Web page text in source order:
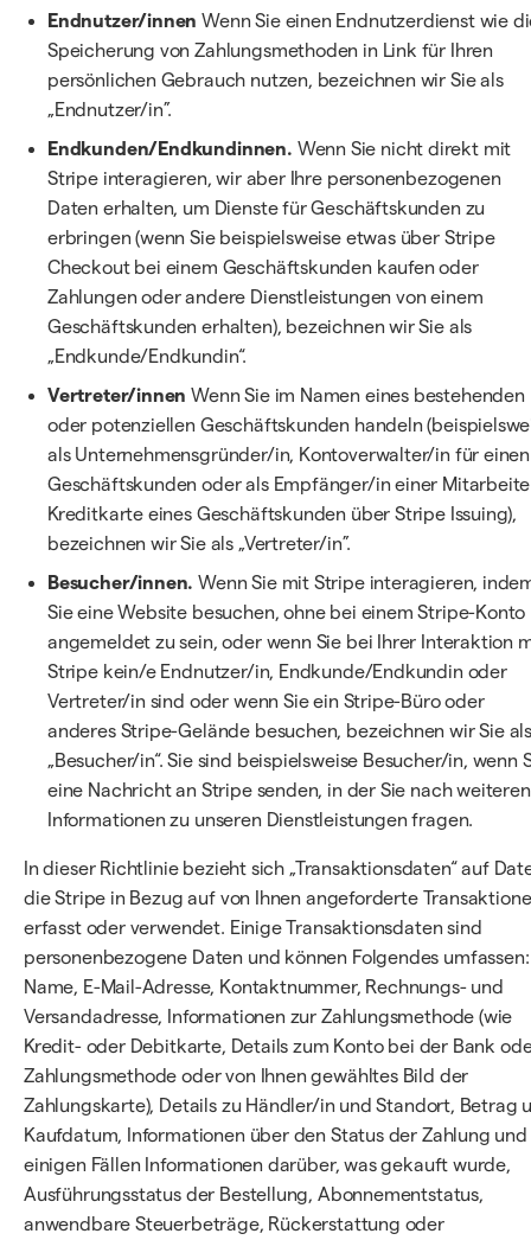
Endnutzer/innen Wenn Sie einen Endnutzerdienst wie
Speicherung von Zahlungsmethoden in Link für Ihren
persönlichen Gebrauch nutzen, bezeichnen wir Sie als
„Endnutzer/in”.
Endkunden/Endkundinnen. Wenn Sie nicht direkt mit
Stripe interagieren, wir aber Ihre personenbezogenen
Daten erhalten, um Dienste für Geschäftskunden zu
erbringen (wenn Sie beispielsweise etwas über Stripe
Checkout bei einem Geschäftskunden kaufen oder
Zahlungen oder andere Dienstleistungen von einem
Geschäftskunden erhalten), bezeichnen wir Sie als
„Endkunde/Endkundin“.
Vertreter/innen Wenn Sie im Namen eines bestehenden
oder potenziellen Geschäftskunden handeln
als Unternehmensgründer/in, Kontoverwalter/in für einen
Geschäftskunden oder als Empfänger/in einer
Kreditkarte eines Geschäftskunden über Stripe Issuing),
bezeichnen wir Sie als „Vertreter/in”.
Besucher/innen. Wenn Sie mit Stripe interagieren,
Sie eine Website besuchen, ohne bei einem Stripe-Konto
angemeldet zu sein, oder wenn Sie bei Ihrer Interaktion
Stripe kein/e Endnutzer/in, Endkunde/Endkundin oder
Vertreter/in sind oder wenn Sie ein Stripe-Büro oder
anderes Stripe-Gelände besuchen, bezeichnen wir Sie
„Besucher/in“. Sie sind beispielsweise Besucher/in, wenn
eine Nachricht an Stripe senden, in der Sie nach weiteren
Informationen zu unseren Dienstleistungen fragen.
In dieser Richtlinie bezieht sich „Transaktionsdaten“ auf
die Stripe in Bezug auf von Ihnen angeforderte
erfasst oder verwendet. Einige Transaktionsdaten sind
personenbezogene Daten und können Folgendes umfassen:
Name, E-Mail-Adresse, Kontaktnummer, Rechnungs- und
Versandadresse, Informationen zur Zahlungsmethode (wie
Kredit- oder Debitkarte, Details zum Konto bei der Bank
Zahlungsmethode oder von Ihnen gewähltes Bild der
Zahlungskarte), Details zu Händler/in und Standort, Betrag
Kaufdatum, Informationen über den Status der Zahlung und
einigen Fällen Informationen darüber, was gekauft wurde,
Ausführungsstatus der Bestellung, Abonnementstatus,
anwendbare Steuerbeträge, Rückerstattung oder